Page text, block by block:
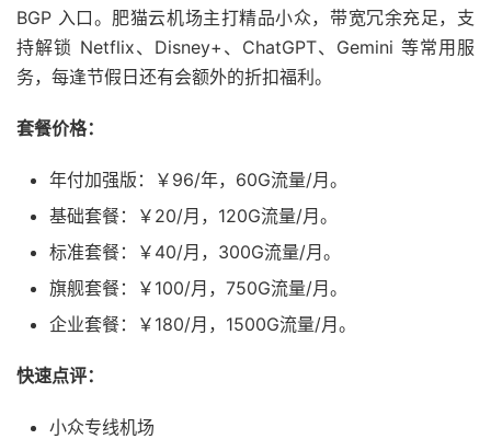
BGP 入口。肥猫云机场主打精品小众，带宽冗余充足，支
持解锁 Netflix、Disney+、ChatGPT、Gemini 等常用服
务，每逢节假日还有会额外的折扣福利。
套餐价格：
年付加强版：￥96/年，60G流量/月。
基础套餐：￥20/月，120G流量/月。
标准套餐：￥40/月，300G流量/月。
旗舰套餐：￥100/月，750G流量/月。
企业套餐：￥180/月，1500G流量/月。
快速点评：
小众专线机场